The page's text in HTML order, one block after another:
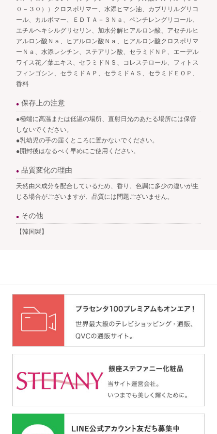
０－３０））クロスポリマー、水添ヒマシ油、カプリリルグリコ
ール、カルボマー、ＥＤＴＡ－３Ｎａ、ペンチレングリコール、
エチルヘキシルグリセリン、加水分解ヒアルロン酸、アセチルヒ
アルロン酸Ｎａ、ヒアルロン酸Ｎａ、ヒアルロン酸クロスポリマ
ーＮａ、水添レシチン、ステアリン酸、セラミドＮＰ、エーデル
ワイス花／葉エキス、セラミドＮＳ、コレステロール、フィトス
フィンゴシン、セラミドＡＰ、セラミドＡＳ、セラミドＥＯＰ、
香料
● 保存上の注意
●極端に高温または低温の場所、直射日光のあたる場所には保管
しないでください。
●乳幼児の手の届くところに置かないでください。
●開封後はなるべく早めにご使用ください。
● 品質変化の理由
天然由来成分を配合しているため、香り、色調に多少の違いが生
じる場合がございますが、品質には問題ございません。
● その他
【韓国製】